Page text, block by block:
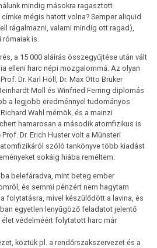
mindig másokra ragasztott
mégis hatott volna? Semper aliquid
rágalmazni, valami mindig ott ragad),
is.
a 15 000 aláírás összegyűjtése után vált
elleni harc népi mozgalommá. Az olyan
Dr. Karl Höll, Dr. Max Otto Bruker
Moll és Winfried Ferring diplomás
a legjobb eredménnyel tudományos
Wahl mérnök, és a mainzi
hamarosan a második atomfizikus is
Dr. Erich Huster volt a Münsteri
atomfizikáról szóló tankönyve több kiadást
sokáig hiába reméltem.
belefáradva, mint beteg ember
és semmi pénzért nem hagytam
folytatásra, mivel készülődött a lavina, és
egyetlen lenyűgöző feladatot jelentő
védelméért folytatott harc már
köztük pl. a rendőrszakszervezet és a